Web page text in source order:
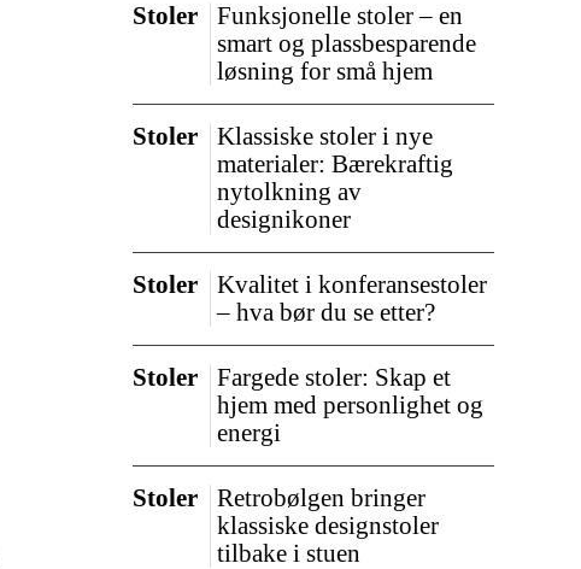
Funksjonelle stoler – en
smart og plassbesparende
løsning for små hjem
Stoler
Klassiske stoler i nye
materialer: Bærekraftig
nytolkning av
designikoner
Stoler
Kvalitet i konferansestoler
– hva bør du se etter?
Stoler
Fargede stoler: Skap et
hjem med personlighet og
energi
Stoler
Retrobølgen bringer
klassiske designstoler
tilbake i stuen
Stoler